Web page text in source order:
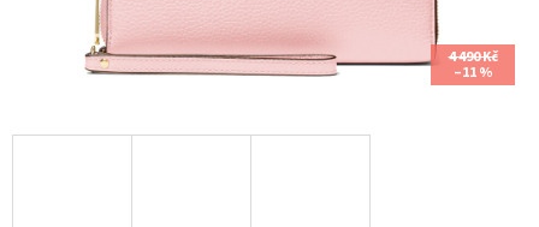
4 490 Kč
–11 %